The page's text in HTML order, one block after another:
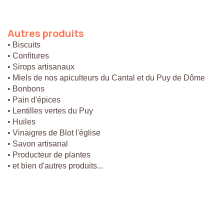
Autres produits
• Biscuits
• Confitures
• Sirops artisanaux
• Miels de nos apiculteurs du Cantal et du Puy de Dôme
• Bonbons
• Pain d'épices
• Lentilles vertes du Puy
• Huiles
• Vinaigres de Blot l'église
• Savon artisanal
• Producteur de plantes
• et bien d'autres produits...